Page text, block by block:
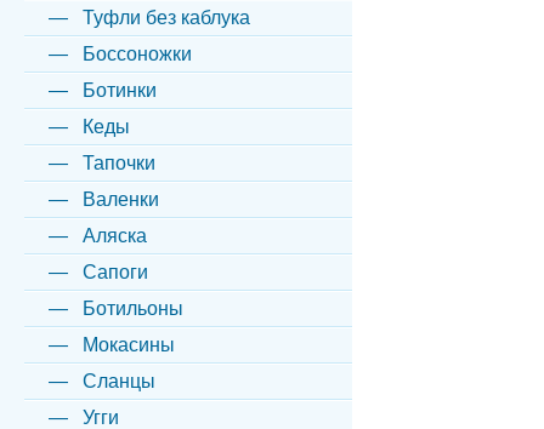
Туфли без каблука
Боссоножки
Ботинки
Кеды
Тапочки
Валенки
Аляска
Сапоги
Ботильоны
Мокасины
Сланцы
Угги